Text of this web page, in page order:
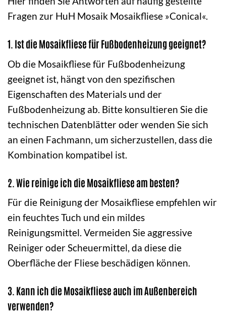
Fragen zur HuH Mosaik Mosaikfliese »Conical«.
1. Ist die Mosaikfliese für Fußbodenheizung geeignet?
Ob die Mosaikfliese für Fußbodenheizung
geeignet ist, hängt von den spezifischen
Eigenschaften des Materials und der
Fußbodenheizung ab. Bitte konsultieren Sie die
technischen Datenblätter oder wenden Sie sich
an einen Fachmann, um sicherzustellen, dass die
Kombination kompatibel ist.
2. Wie reinige ich die Mosaikfliese am besten?
Für die Reinigung der Mosaikfliese empfehlen wir
ein feuchtes Tuch und ein mildes
Reinigungsmittel. Vermeiden Sie aggressive
Reiniger oder Scheuermittel, da diese die
Oberfläche der Fliese beschädigen können.
3. Kann ich die Mosaikfliese auch im Außenbereich
verwenden?